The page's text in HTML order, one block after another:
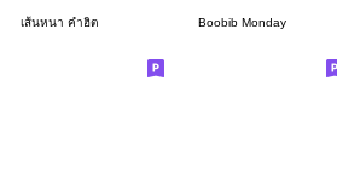
เส้นหนา คำฮิต Boobib Monday